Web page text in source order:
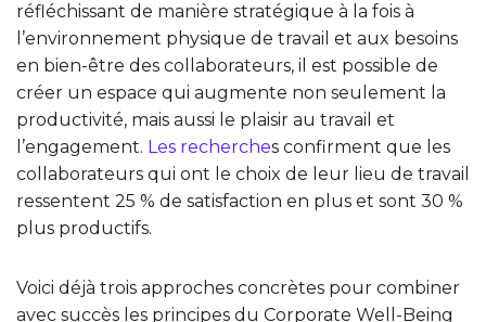
réfléchissant de manière stratégique à la fois à
l’environnement physique de travail et aux besoins
en bien-être des collaborateurs, il est possible de
créer un espace qui augmente non seulement la
productivité, mais aussi le plaisir au travail et
l’engagement. Les recherches confirment que les
collaborateurs qui ont le choix de leur lieu de travail
ressentent 25 % de satisfaction en plus et sont 30 %
plus productifs.
Voici déjà trois approches concrètes pour combiner
avec succès les principes du Corporate Well-Being